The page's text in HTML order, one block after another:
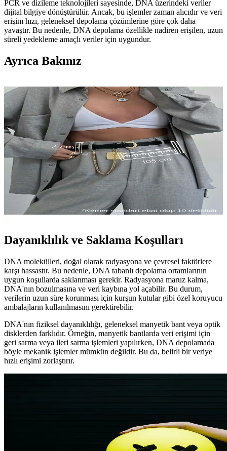
PCR ve dizileme teknolojileri sayesinde, DNA üzerindeki veriler
dijital bilgiye dönüştürülür. Ancak, bu işlemler zaman alıcıdır ve veri
erişim hızı, geleneksel depolama çözümlerine göre çok daha
yavaştır. Bu nedenle, DNA depolama özellikle nadiren erişilen, uzun
süreli yedekleme amaçlı veriler için uygundur.
Ayrıca Bakınız
DNA Teyp Depolama Teknolojisi: Petabaytlarca
Veriyi Küçük Hacimlerde Saklama Yöntemi
DNA tabanlı veri depolama, petabaytlarca veriyi küçük hacimlerde
saklama potansiyeli sunar. Ancak düşük erişim hızları ve maliyetler,
teknolojinin yaygınlaşmasını sınırlamaktadır.
Beethoven’in Sağlık Durumu ve Ölüm Nedeni
Üzerine Modern Bilimsel Bulgular
Beethoven’in ölüm nedeni, karaciğer hastalıkları ve genetik risklerin
modern analizlerle ortaya konmasıyla daha iyi anlaşılıyor. Bu
araştırmalar, sanatçının sağlık sorunlarına yeni ışık tutuyor.
Dayanıklılık ve Saklama Koşulları
DNA molekülleri, doğal olarak radyasyona ve çevresel faktörlere
karşı hassastır. Bu nedenle, DNA tabanlı depolama ortamlarının
uygun koşullarda saklanması gerekir. Radyasyona maruz kalma,
DNA'nın bozulmasına ve veri kaybına yol açabilir. Bu durum,
verilerin uzun süre korunması için kurşun kutular gibi özel koruyucu
ambalajların kullanılmasını gerektirebilir.
DNA'nın fiziksel dayanıklılığı, geleneksel manyetik bant veya optik
disklerden farklıdır. Örneğin, manyetik bantlarda veri erişimi için
geri sarma veya ileri sarma işlemleri yapılırken, DNA depolamada
böyle mekanik işlemler mümkün değildir. Bu da, belirli bir veriye
hızlı erişimi zorlaştırır.